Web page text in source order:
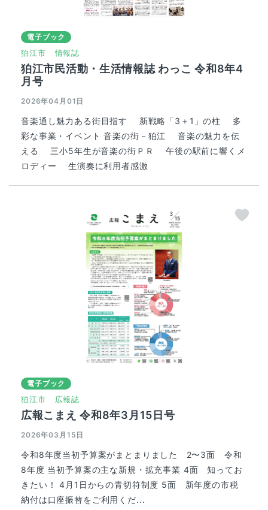
電子ブック
狛江市 情報誌
狛江市民活動・生活情報誌 わっこ 令和8年4
月号
2026年04月01日
音楽通し魅力ある街目指す 新戦略「3＋1」の柱 多
彩な事業・イベント 音楽の街－狛江 音楽の魅力を伝
える 三小5年生が音楽の街ＰＲ 午後の駅前に響くメ
ロディー 生演奏に利用者感激
電子ブック
狛江市 広報誌
広報こまえ 令和8年3月15日号
2026年03月15日
令和8年度当初予算案がまとまりました 2〜3面 令和
8年度 当初予算案の主な新規・拡充事業 4面 知ってお
きたい！ 4月1日からの青切符制度 5面 新年度の市税
納付は口座振替をご利用くだ...